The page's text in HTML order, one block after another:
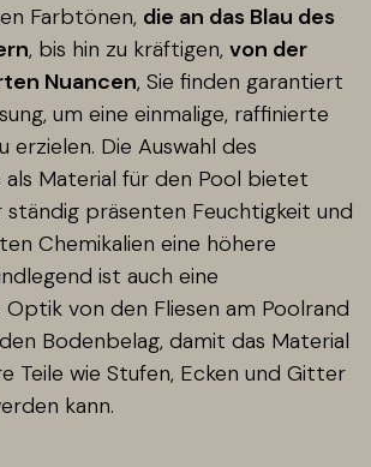
Farbtönen, die an das Blau des
, bis hin zu kräftigen, von der
Nuancen, Sie finden garantiert
um eine einmalige, raffinierte
erzielen. Die Auswahl des
als Material für den Pool bietet
ständig präsenten Feuchtigkeit und
Chemikalien eine höhere
ist auch eine
von den Fliesen am Poolrand
Bodenbelag, damit das Material
Teile wie Stufen, Ecken und Gitter
kann.